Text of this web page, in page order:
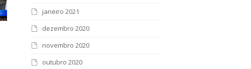
janeiro 2021
dezembro 2020
novembro 2020
outubro 2020